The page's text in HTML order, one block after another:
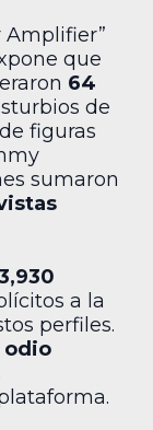
Amplifier”
que
64
de
figuras
sumaron
a la
perfiles.
odio